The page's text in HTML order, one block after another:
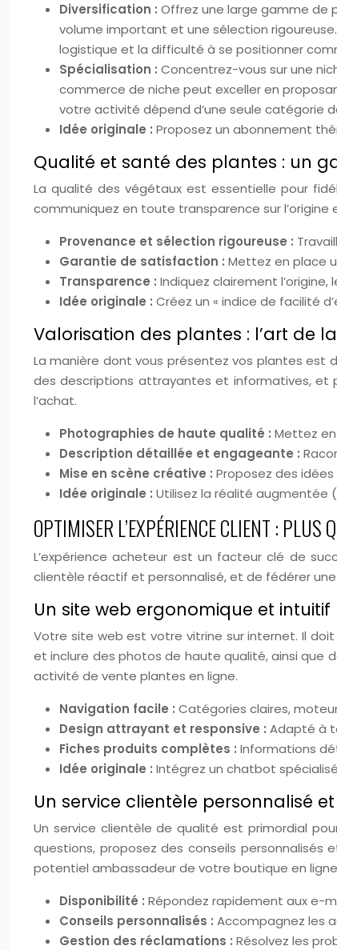
Diversification : Offrez une large gamme de
volume important et une sélection
logistique et la difficulté à se positionner
Spécialisation : Concentrez-vous sur une
commerce de niche peut exceller en
votre activité dépend d’une seule catégorie
Idée originale : Proposez un abonnement
Qualité et santé des plantes : un
La qualité des végétaux est essentielle pour
communiquez en toute transparence sur
Provenance et sélection rigoureuse :
Garantie de satisfaction : Mettez en place
Transparence : Indiquez clairement
Idée originale : Créez un « indice de facilité
Valorisation des plantes : l’art de
La manière dont vous présentez vos plantes est
des descriptions attrayantes et informatives, et
l’achat.
Photographies de haute qualité : Mettez
Description détaillée et engageante :
Mise en scène créative : Proposez des
Idée originale : Utilisez la réalité augmentée
OPTIMISER L’EXPÉRIENCE CLIENT : PLUS
L’expérience acheteur est un facteur clé de
clientèle réactif et personnalisé, et de fédérer
Un site web ergonomique et intuitif
Votre site web est votre vitrine sur internet. Il
et inclure des photos de haute qualité, ainsi que
activité de vente plantes en ligne.
Navigation facile : Catégories claires,
Design attrayant et responsive : Adapté à
Fiches produits complètes : Informations
Idée originale : Intégrez un chatbot
Un service clientèle personnalisé
Un service clientèle de qualité est primordial
questions, proposez des conseils
potentiel ambassadeur de votre boutique en
Disponibilité : Répondez rapidement aux e-
Conseils personnalisés : Accompagnez les
Gestion des réclamations : Résolvez les